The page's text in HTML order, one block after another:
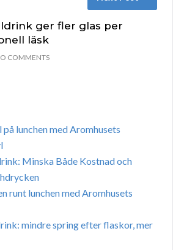
ger fler glas per
läsk
COMMENTS
lunchen med Aromhusets
Minska Både Kostnad och
runt lunchen med Aromhusets
mindre spring efter flaskor, mer